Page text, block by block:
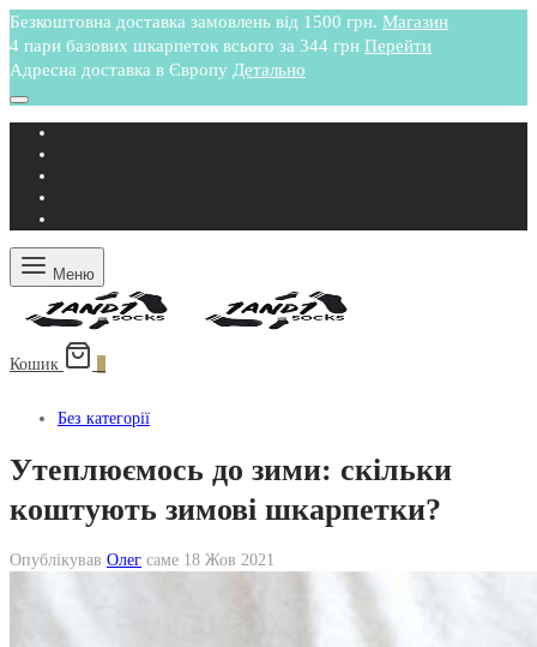
Безкоштовна доставка замовлень від 1500 грн. Магазин
4 пари базових шкарпеток всього за 344 грн Перейти
Адресна доставка в Європу Детально
Меню
Кошик
Без категорії
Утеплюємось до зими: скільки
коштують зимові шкарпетки?
Опублікував Олег саме 18 Жов 2021